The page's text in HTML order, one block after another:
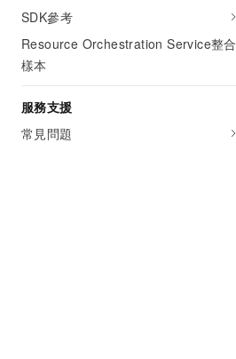
SDK參考
Resource Orchestration Service整合
樣本
服務支援
常見問題